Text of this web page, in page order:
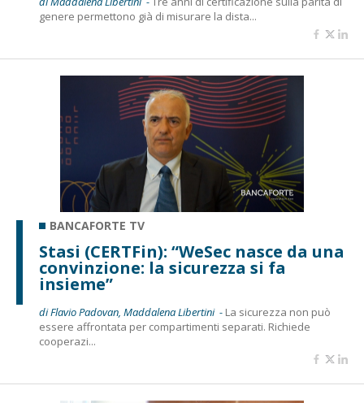
genere permettono già di misurare la dista...
BANCAFORTE TV
Stasi (CERTFin): “WeSec nasce da una
convinzione: la sicurezza si fa
insieme”
di Flavio Padovan, Maddalena Libertini - La sicurezza non può
essere affrontata per compartimenti separati. Richiede
cooperazi...